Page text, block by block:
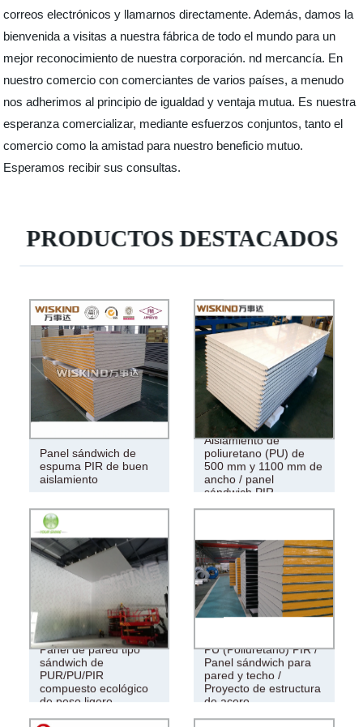
correos electrónicos y llamarnos directamente. Además, damos la
bienvenida a visitas a nuestra fábrica de todo el mundo para un
mejor reconocimiento de nuestra corporación. nd mercancía. En
nuestro comercio con comerciantes de varios países, a menudo
nos adherimos al principio de igualdad y ventaja mutua. Es nuestra
esperanza comercializar, mediante esfuerzos conjuntos, tanto el
comercio como la amistad para nuestro beneficio mutuo.
Esperamos recibir sus consultas.
PRODUCTOS DESTACADOS
Panel sándwich de
espuma PIR de buen
aislamiento
Aislamiento de
poliuretano (PU) de
500 mm y 1100 mm de
ancho / panel
sándwich PIR
Panel de pared tipo
sándwich de
PUR/PU/PIR
compuesto ecológico
de peso ligero
PU (Poliuretano) PIR /
Panel sándwich para
pared y techo /
Proyecto de estructura
de acero